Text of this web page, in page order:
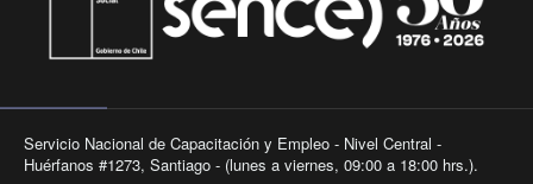
Servicio Nacional de Capacitación y Empleo - Nivel Central -
Huérfanos #1273, Santiago - (lunes a viernes, 09:00 a 18:00 hrs.).